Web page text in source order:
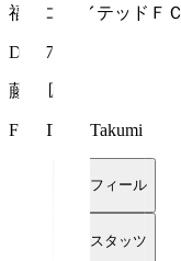
福島ユナイテッドＦＣ
DF 17
藤谷 匠
FUJITANI Takumi
プロフィール
詳細スタッツ